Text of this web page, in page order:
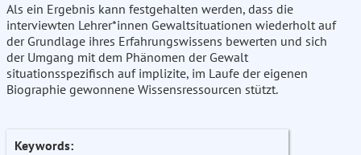
Als ein Ergebnis kann festgehalten werden, dass die
interviewten Lehrer*innen Gewaltsituationen wiederholt auf
der Grundlage ihres Erfahrungswissens bewerten und sich
der Umgang mit dem Phänomen der Gewalt
situationsspezifisch auf implizite, im Laufe der eigenen
Biographie gewonnene Wissensressourcen stützt.
Keywords: